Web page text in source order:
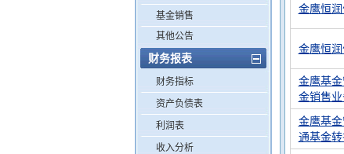
基金销售
其他公告
财务报表
财务指标
资产负债表
利润表
收入分析
金鹰恒
金鹰恒
金鹰基
金销售
金鹰基
通基金